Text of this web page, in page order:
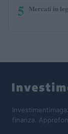
5 Mercati in
finanza.